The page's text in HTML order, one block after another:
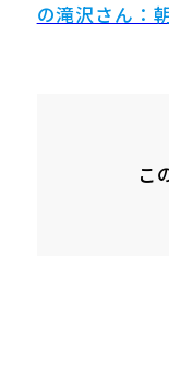
の滝沢さん：
こ